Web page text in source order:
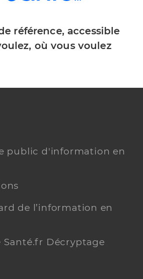
référence, accessible
où vous voulez
public d'information en
de l’information en
Santé.fr Décryptage